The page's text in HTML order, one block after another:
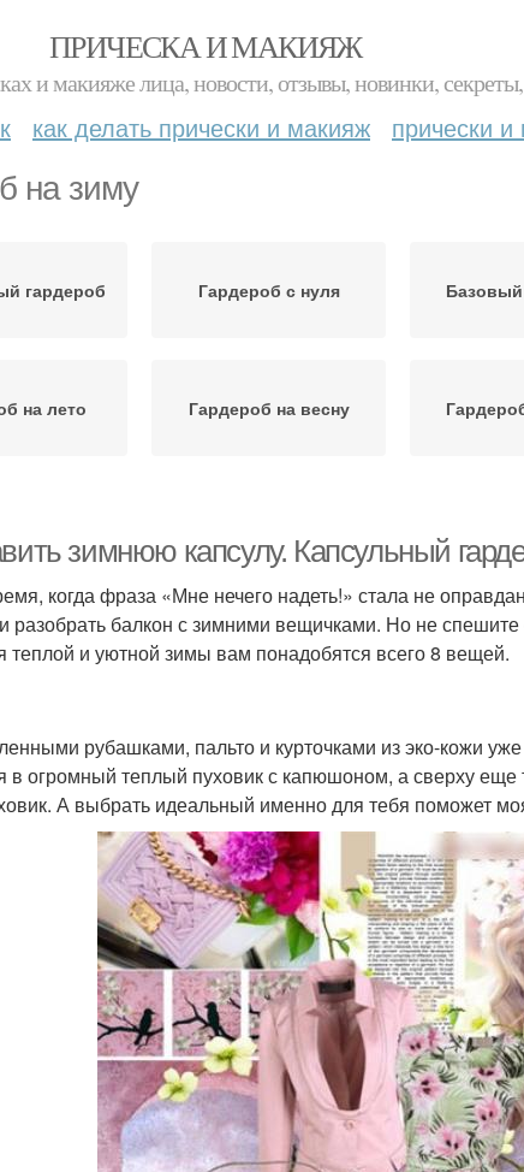
ПРИЧЕСКА И МАКИЯЖ
и макияже лица, новости, отзывы, новинки,
как делать прически и макияж прически
на зиму
гардероб Гардероб с нуля
на лето Гардероб на весну
женщин Идеальный гардероб
зимнюю капсулу. Капсульный
когда фраза «Мне нечего надеть!» стала не
разобрать балкон с зимними вещичками. Но не
теплой и уютной зимы вам понадобятся всего 8 вещей.
рубашками, пальто и курточками из эко-кожи
в огромный теплый пуховик с капюшоном, а сверху
А выбрать идеальный именно для тебя поможет